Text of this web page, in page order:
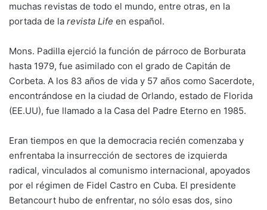
muchas revistas de todo el mundo, entre otras, en la
portada de la revista Life en español.
Mons. Padilla ejerció la función de párroco de Borburata
hasta 1979, fue asimilado con el grado de Capitán de
Corbeta. A los 83 años de vida y 57 años como Sacerdote,
encontrándose en la ciudad de Orlando, estado de Florida
(EE.UU), fue llamado a la Casa del Padre Eterno en 1985.
Eran tiempos en que la democracia recién comenzaba y
enfrentaba la insurrección de sectores de izquierda
radical, vinculados al comunismo internacional, apoyados
por el régimen de Fidel Castro en Cuba. El presidente
Betancourt hubo de enfrentar, no sólo esas dos, sino